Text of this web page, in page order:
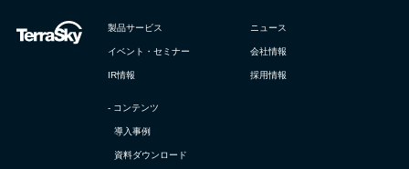
製品サービス ニュース
イベント・セミナー 会社情報
IR情報 採用情報
- コンテンツ
導入事例
資料ダウンロード